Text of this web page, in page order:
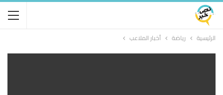
الرئيسية رياضة أخبار الملاعب